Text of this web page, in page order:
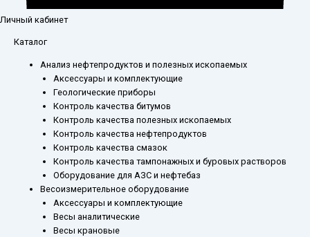
Личный кабинет
Каталог
Анализ нефтепродуктов и полезных ископаемых
Аксессуары и комплектующие
Геологические приборы
Контроль качества битумов
Контроль качества полезных ископаемых
Контроль качества нефтепродуктов
Контроль качества смазок
Контроль качества тампонажных и буровых растворов
Оборудование для АЗС и нефтебаз
Весоизмерительное оборудование
Аксессуары и комплектующие
Весы аналитические
Весы крановые
Количество
Воронка